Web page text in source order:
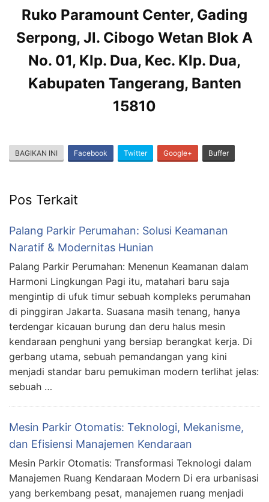
Ruko Paramount Center, Gading
Serpong, Jl. Cibogo Wetan Blok A
No. 01, Klp. Dua, Kec. Klp. Dua,
Kabupaten Tangerang, Banten
15810
BAGIKAN INI Facebook Twitter Google+ Buffer
Pos Terkait
Palang Parkir Perumahan: Solusi Keamanan
Naratif & Modernitas Hunian
Palang Parkir Perumahan: Menenun Keamanan dalam
Harmoni Lingkungan Pagi itu, matahari baru saja
mengintip di ufuk timur sebuah kompleks perumahan
di pinggiran Jakarta. Suasana masih tenang, hanya
terdengar kicauan burung dan deru halus mesin
kendaraan penghuni yang bersiap berangkat kerja. Di
gerbang utama, sebuah pemandangan yang kini
menjadi standar baru pemukiman modern terlihat jelas:
sebuah …
Mesin Parkir Otomatis: Teknologi, Mekanisme,
dan Efisiensi Manajemen Kendaraan
Mesin Parkir Otomatis: Transformasi Teknologi dalam
Manajemen Ruang Kendaraan Modern Di era urbanisasi
yang berkembang pesat, manajemen ruang menjadi